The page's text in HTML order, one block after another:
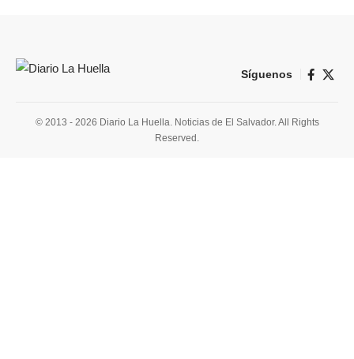
Síguenos
© 2013 - 2026 Diario La Huella. Noticias de El Salvador. All Rights
Reserved.